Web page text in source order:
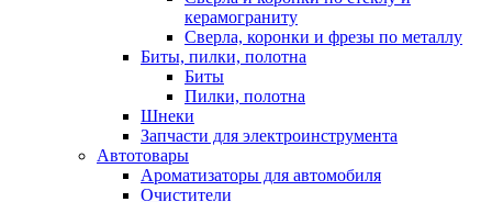
керамограниту
Сверла, коронки и фрезы по металлу
Биты, пилки, полотна
Биты
Пилки, полотна
Шнеки
Запчасти для электроинструмента
Автотовары
Ароматизаторы для автомобиля
Очистители